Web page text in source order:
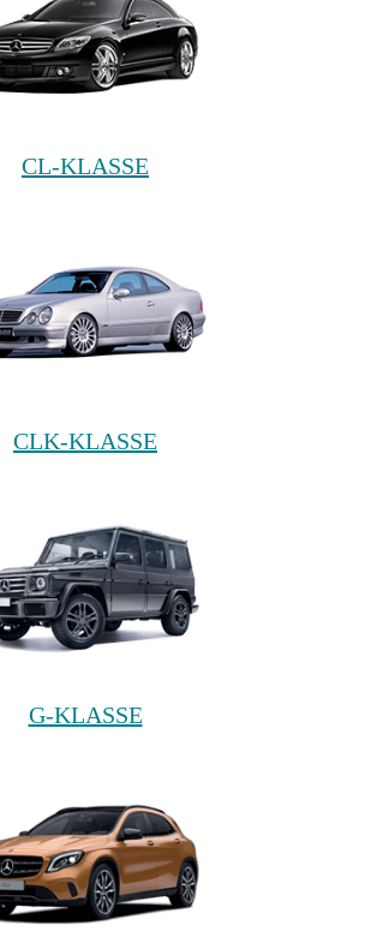
CL-KLASSE
CLK-KLASSE
G-KLASSE